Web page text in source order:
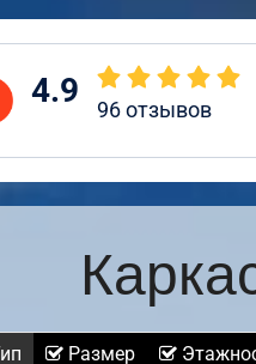
4.9 96отзывов
Размер